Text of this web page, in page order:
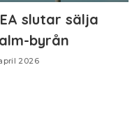
slutar sälja
byrån
2026